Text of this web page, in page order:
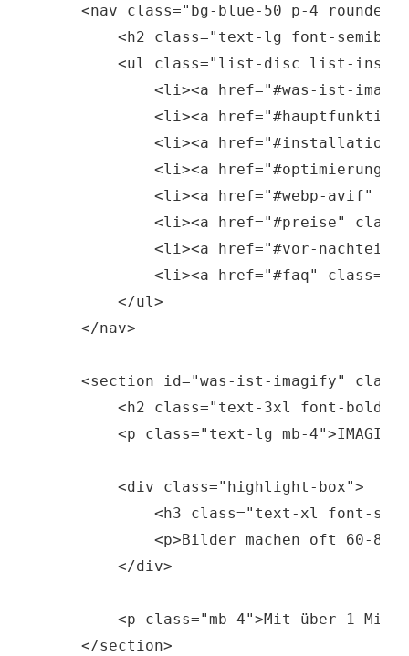
<nav class="bg-blue-50 p-4 rounded-
<h2 class="text-lg font-
<ul class="list-disc list-
<li><a href="#was-ist-
<li><a
<li><a
<li><a href="#optimierung-
<li><a href="#webp-avif"
<li><a href="#preise"
<li><a href="#vor-
<li><a href="#faq"
        </ul>
    </nav>
<section id="was-ist-imagify"
<h2 class="text-3xl font-bold
<p class="text-lg mb-
        <div class="highlight-box">
<h3 class="text-xl font-
<p>Bilder machen oft 60-
        </div>
<p class="mb-4">Mit über 1
    </section>